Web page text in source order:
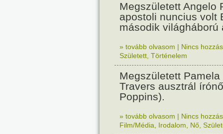
Megszületett Angelo
apostoli nuncius volt
második világháború
» tovább olvasom | Nincs
Született Történelem
Megszületett Pamela
Travers ausztrál
Poppins).
» tovább olvasom | Nincs
Film/Média
Irodalom Nő